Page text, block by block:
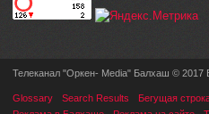
Телеканал "Оркен- Media" Балхаш © 2017
Glossary Search Results Бегущая